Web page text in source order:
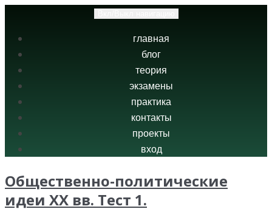
главная
блог
теория
экзамены
практика
контакты
проекты
вход
Общественно-политические
идеи XX вв. Тест 1.